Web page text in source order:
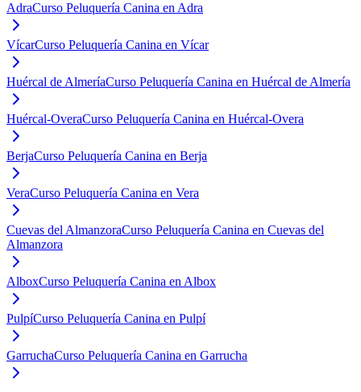
AdraCurso Peluquería Canina en Adra
VícarCurso Peluquería Canina en Vícar
Huércal de AlmeríaCurso Peluquería Canina en Huércal de Almería
Huércal-OveraCurso Peluquería Canina en Huércal-Overa
BerjaCurso Peluquería Canina en Berja
VeraCurso Peluquería Canina en Vera
Cuevas del AlmanzoraCurso Peluquería Canina en Cuevas del
Almanzora
AlboxCurso Peluquería Canina en Albox
PulpíCurso Peluquería Canina en Pulpí
GarruchaCurso Peluquería Canina en Garrucha